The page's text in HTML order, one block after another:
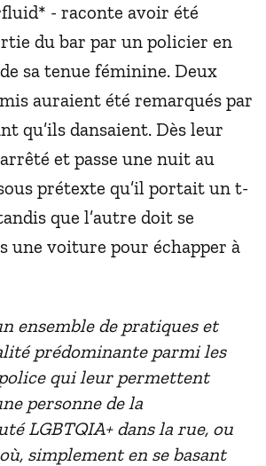
- raconte avoir été
du bar par un policier en
sa tenue féminine. Deux
auraient été remarqués par
qu’ils dansaient. Dès leur
et passe une nuit au
prétexte qu’il portait un t-
que l’autre doit se
une voiture pour échapper à
ensemble de pratiques et
prédominante parmi les
qui leur permettent
personne de la
LGBTQIA+ dans la rue, ou
simplement en se basant